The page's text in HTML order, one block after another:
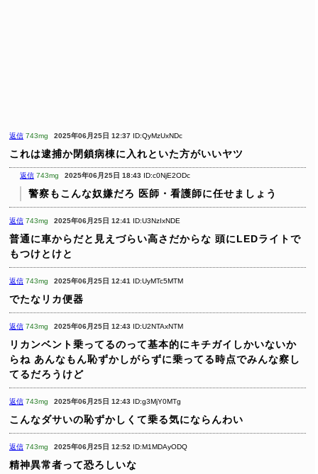
返信 743mg 2025年06月25日 12:37 ID:QyMzUxNDc
これは逮捕か閉鎖病棟に入れといた方がいいヤツ
返信 743mg 2025年06月25日 18:43 ID:c0NjE2ODc
警察もこんな奴嫌だろ 医師・看護師に任せましょう
返信 743mg 2025年06月25日 12:41 ID:U3NzIxNDE
普通に車からだと見えづらい高さだからな 頭にLEDライトで
もつけとけと
返信 743mg 2025年06月25日 12:41 ID:UyMTc5MTM
でたなリカ便器
返信 743mg 2025年06月25日 12:43 ID:U2NTAxNTM
リカンベント乗ってるのって基本的にキチガイしかいないか
らね あんなもん恥ずかしがらずに乗ってる時点でみんな察し
てるだろうけど
返信 743mg 2025年06月25日 12:43 ID:g3MjY0MTg
こんなダサいの恥ずかしくて乗る気にならんわい
返信 743mg 2025年06月25日 12:52 ID:M1MDAyODQ
精神異常者って恐ろしいな